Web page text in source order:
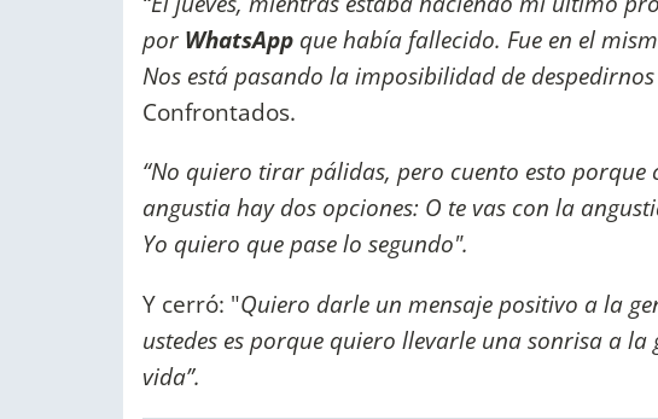
por WhatsApp que había fallecido. Fue en el
Nos está pasando la imposibilidad de
Confrontados.
“No quiero tirar pálidas, pero cuento esto
angustia hay dos opciones: O te vas con la
Yo quiero que pase lo segundo".
Y cerró: "Quiero darle un mensaje positivo a la
ustedes es porque quiero llevarle una sonrisa a
vida”.